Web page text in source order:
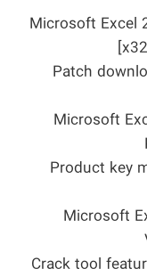
Microsoft Excel
Patch
Microsoft
Product key
Microsoft
Crack tool